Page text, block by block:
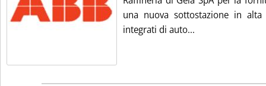
una nuova sottostazione in
integrati di auto...